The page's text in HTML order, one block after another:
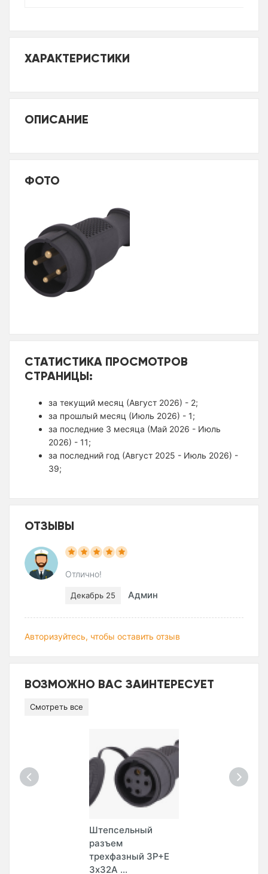
ХАРАКТЕРИСТИКИ
ОПИСАНИЕ
ФОТО
СТАТИСТИКА ПРОСМОТРОВ
СТРАНИЦЫ:
за текущий месяц (Август 2026) - 2;
за прошлый месяц (Июль 2026) - 1;
за последние 3 месяца (Май 2026 - Июль
2026) - 11;
за последний год (Август 2025 - Июль 2026) -
39;
ОТЗЫВЫ
Отлично!
Декабрь 25 Админ
Авторизуйтесь, чтобы оставить отзыв
ВОЗМОЖНО ВАС ЗАИНТЕРЕСУЕТ
Смотреть все
Штепсельный
разъем
трехфазный 3Р+Е
3х32А ...